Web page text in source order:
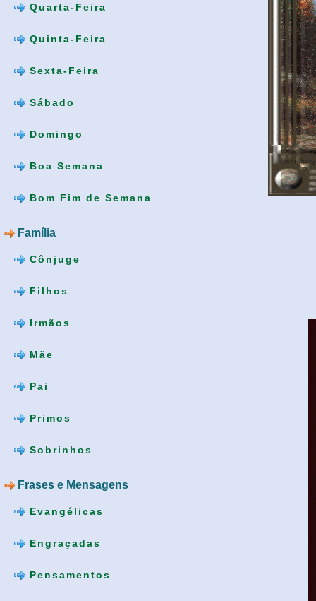
Quarta-Feira
Quinta-Feira
Sexta-Feira
Sábado
Domingo
Boa Semana
Bom Fim de Semana
Família
Cônjuge
Filhos
Irmãos
Mãe
Pai
Primos
Sobrinhos
Frases e Mensagens
Evangélicas
Engraçadas
Pensamentos